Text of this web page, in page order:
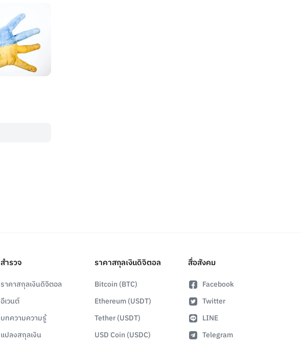
สำรวจ
ราคาสกุลเงินดิจิตอล
อีเวนต์
บทความความรู้
แปลงสกุลเงิน
ราคาสกุลเงินดิจิตอล
Bitcoin (BTC)
Ethereum (USDT)
Tether (USDT)
USD Coin (USDC)
สื่อสังคม
Facebook
Twitter
LINE
Telegram